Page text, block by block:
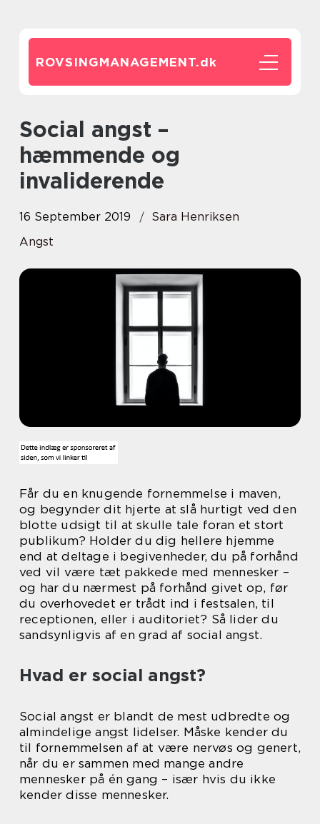
ROVSINGMANAGEMENT.dk
Social angst –
hæmmende og
invaliderende
16 September 2019
Sara Henriksen
Angst
Får du en knugende fornemmelse i maven,
og begynder dit hjerte at slå hurtigt ved den
blotte udsigt til at skulle tale foran et stort
publikum? Holder du dig hellere hjemme
end at deltage i begivenheder, du på forhånd
ved vil være tæt pakkede med mennesker –
og har du nærmest på forhånd givet op, før
du overhovedet er trådt ind i festsalen, til
receptionen, eller i auditoriet? Så lider du
sandsynligvis af en grad af social angst.
Hvad er social angst?
Social angst er blandt de mest udbredte og
almindelige angst lidelser. Måske kender du
til fornemmelsen af at være nervøs og genert,
når du er sammen med mange andre
mennesker på én gang – især hvis du ikke
kender disse mennesker.